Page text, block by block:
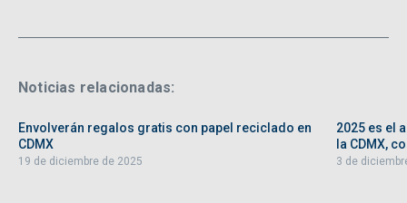
Noticias relacionadas:
Envolverán regalos gratis con papel reciclado en
CDMX
19 de diciembre de 2025
2025 es el
la CDMX,
3 de